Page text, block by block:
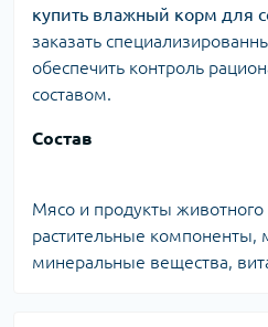
купить влажный корм для
заказать
обеспечить контроль
составом.
Состав
Мясо и продукты
растительные компоненты,
минеральные вещества,